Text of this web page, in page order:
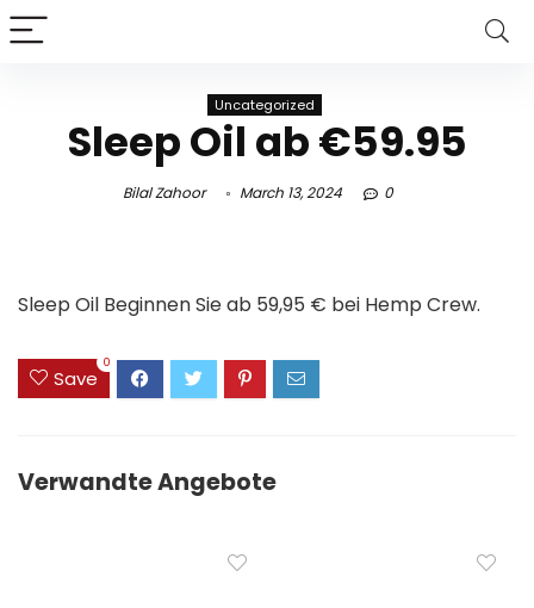
Uncategorized
Sleep Oil ab €59.95
Bilal Zahoor March 13, 2024 0
Sleep Oil Beginnen Sie ab 59,95 € bei Hemp Crew.
Save
0
Verwandte Angebote